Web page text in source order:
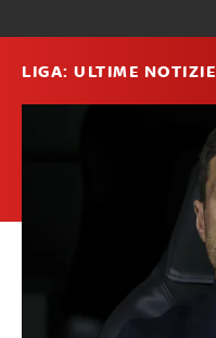
LIGA: ULTIME NOTIZIE